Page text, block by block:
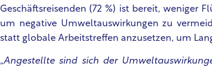
Geschäftsreisenden (72 %) ist bereit, weniger
um negative Umweltauswirkungen zu
statt globale Arbeitstreffen anzusetzen, um
„Angestellte sind sich der